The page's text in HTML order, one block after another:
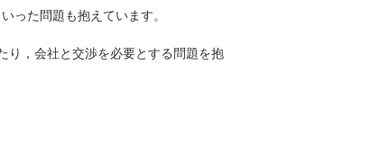
った問題も抱えています。
り，会社と交渉を必要とする問題を抱